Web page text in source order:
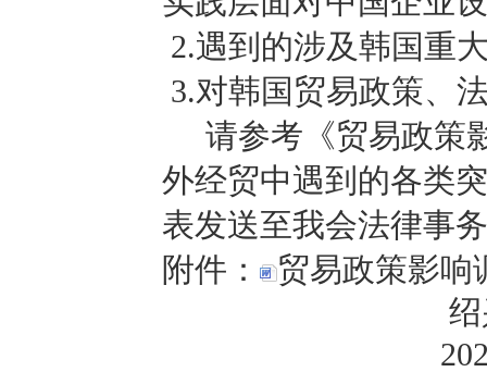
2.遇到的涉及韩国重
3.对韩国贸易政策、
请参考《贸易政策
外经贸中遇到的各类
表发送至我会法律事
附件：
贸易政策影响
绍兴市
2021年9